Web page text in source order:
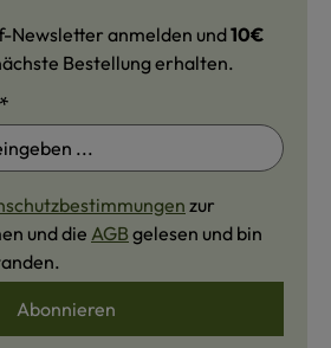
Newsletter anmelden und10€
Bestellung erhalten.
*
zur
und die AGB gelesen und bin
Abonnieren